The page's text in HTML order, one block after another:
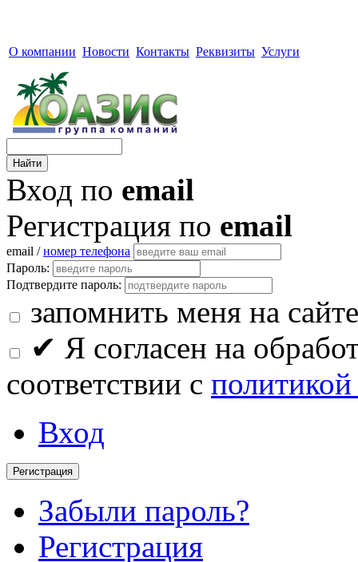
О компании Новости Контакты Реквизиты Услуги
Вход по email
Регистрация по email
email /номер телефона
Пароль:
Подтвердите пароль:
запомнить меня на сайте
✔ Я согласен на
соответствии с
Вход
Регистрация
Забыли пароль?
Регистрация